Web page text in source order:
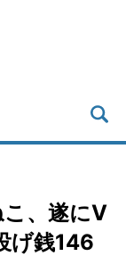
、遂にV
げ銭146